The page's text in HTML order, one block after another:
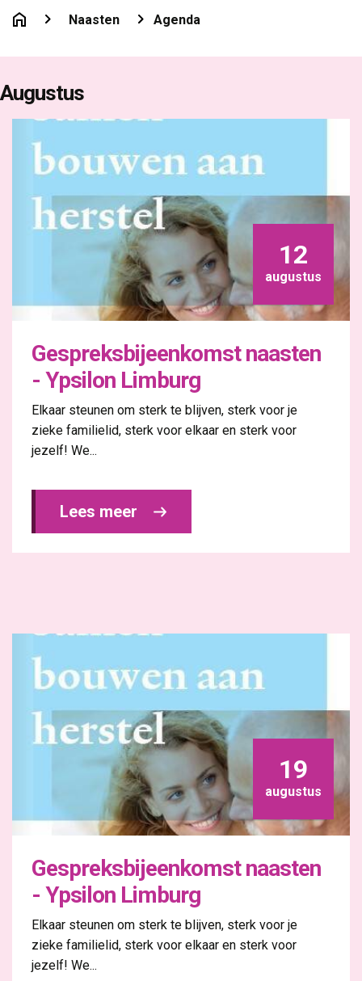
Naasten Agenda
Augustus
12
augustus
Gespreksbijeenkomst naasten
- Ypsilon Limburg
Elkaar steunen om sterk te blijven, sterk voor je
zieke familielid, sterk voor elkaar en sterk voor
jezelf! We...
Lees meer
19
augustus
Gespreksbijeenkomst naasten
- Ypsilon Limburg
Elkaar steunen om sterk te blijven, sterk voor je
zieke familielid, sterk voor elkaar en sterk voor
jezelf! We...